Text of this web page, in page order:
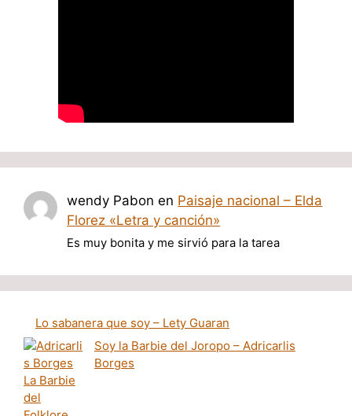
wendy Pabon en Paisaje nacional – Elda
Florez «Letra y canción»
Es muy bonita y me sirvió para la tarea
Lo sabanera que soy – Lety Guaran
Soy la Barbie del Joropo – Adricarlis
Borges